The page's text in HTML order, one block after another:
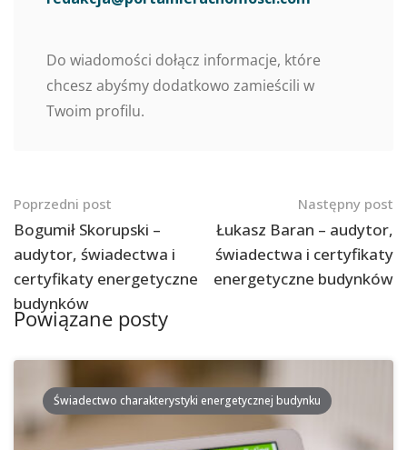
Do wiadomości dołącz informacje, które
chcesz abyśmy dodatkowo zamieścili w
Twoim profilu.
Nawigacja
po
postach
Poprzedni post
Bogumił Skorupski –
audytor, świadectwa i
certyfikaty energetyczne
budynków
Następny post
Łukasz Baran – audytor,
świadectwa i certyfikaty
energetyczne budynków
Powiązane posty
Świadectwo charakterystyki energetycznej budynku